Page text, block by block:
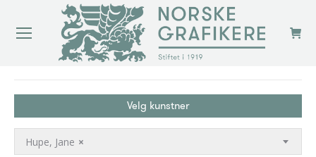
Velg kunstner
×
Hupe, Jane